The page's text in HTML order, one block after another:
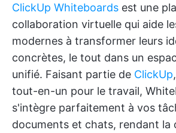
ClickUp Whiteboards est une
collaboration virtuelle qui aide
modernes à transformer leurs
concrètes, le tout dans un
unifié. Faisant partie de ClickUp
tout-en-un pour le travail,
s'intègre parfaitement à vos
documents et chats, rendant la